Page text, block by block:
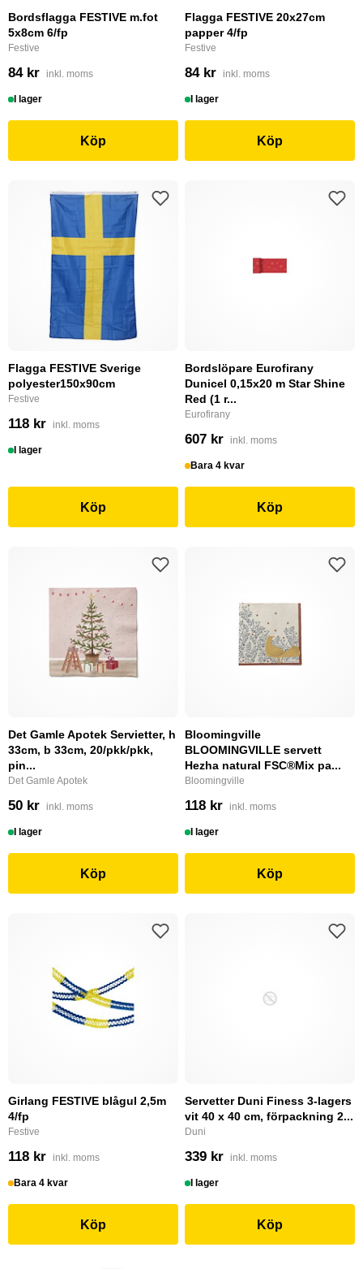
Bordsflagga FESTIVE m.fot
5x8cm 6/fp
Festive
84 kr inkl. moms
I lager
Köp
Flagga FESTIVE 20x27cm
papper 4/fp
Festive
84 kr inkl. moms
I lager
Köp
Flagga FESTIVE Sverige
polyester150x90cm
Festive
118 kr inkl. moms
I lager
Köp
Bordslöpare Eurofirany
Dunicel 0,15x20 m Star Shine
Red (1 r...
Eurofirany
607 kr inkl. moms
Bara 4 kvar
Köp
Det Gamle Apotek Servietter, h
33cm, b 33cm, 20/pkk/pkk,
pin...
Det Gamle Apotek
50 kr inkl. moms
I lager
Köp
Bloomingville
BLOOMINGVILLE servett
Hezha natural FSC®Mix pa...
Bloomingville
118 kr inkl. moms
I lager
Köp
Girlang FESTIVE blågul 2,5m
4/fp
Festive
118 kr inkl. moms
Bara 4 kvar
Köp
Servetter Duni Finess 3-lagers
vit 40 x 40 cm, förpackning 2...
Duni
339 kr inkl. moms
I lager
Köp